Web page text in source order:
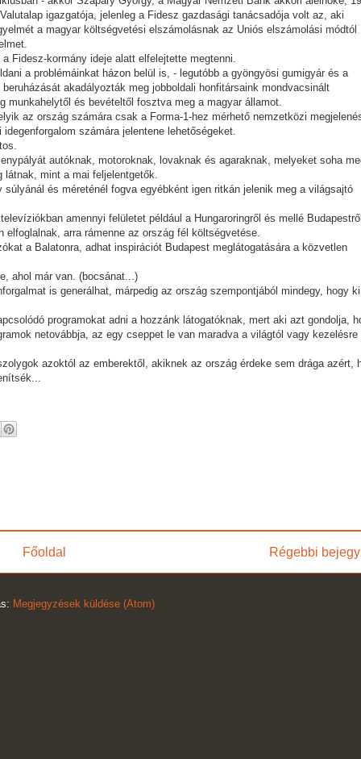
igazgatója, jelenleg a Fidesz gazdasági tanácsadója volt az, aki
a magyar költségvetési elszámolásnak az Uniós elszámolási módtól
Fidesz-kormány ideje alatt elfelejtette megtenni.
a problémáinkat házon belül is, - legutóbb a gyöngyösi gumigyár és a
akadályozták meg jobboldali honfitársaink mondvacsinált
munkahelytől és bevételtől fosztva meg a magyar államot.
az ország számára csak a Forma-1-hez mérhető nemzetközi
számára jelentene lehetőségeket.
autóknak, motoroknak, lovaknak és agaraknak, melyeket soha
mint a mai feljelentgetők.
és méreténél fogva egyébként igen ritkán jelenik meg a világsajtó
amennyi felületet például a Hungaroringről és mellé
arra rámenne az ország fél költségvetése.
a Balatonra, adhat inspirációt Budapest meglátogatására a közvetlen
ahol már van. (bocsánat...)
is generálhat, márpedig az ország szempontjából mindegy, hogy ki
programokat adni a hozzánk látogatóknak, mert aki azt gondolja,
netovábbja, az egy cseppet le van maradva a világtól vagy kezelésre
azoktól az emberektől, akiknek az ország érdeke sem drága azért,
Régebbi
Főoldal
Megjegyzések küldése (Atom)